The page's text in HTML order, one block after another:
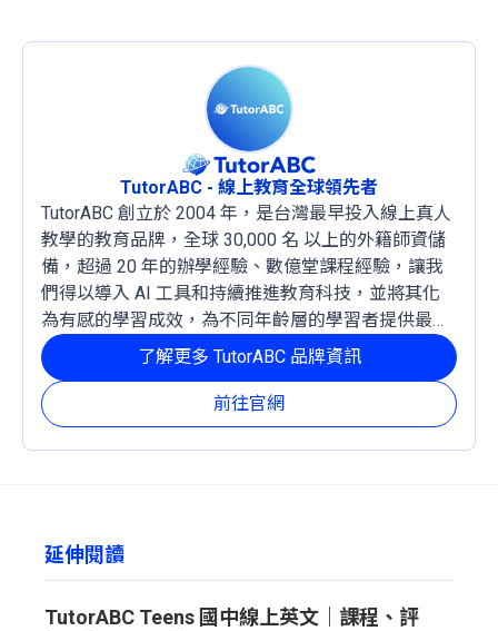
TutorABC - 線上教育全球領先者
TutorABC 創立於 2004 年，是台灣最早投入線上真人
教學的教育品牌，全球 30,000 名 以上的外籍師資儲
備，超過 20 年的辦學經驗、數億堂課程經驗，讓我
們得以導入 AI 工具和持續推進教育科技，並將其化
為有感的學習成效，為不同年齡層的學習者提供最穩
定且有效的成長路徑。
前往官網
了解更多 TutorABC 品牌資訊
延伸閱讀
TutorABC Teens 國中線上英文｜課程、評